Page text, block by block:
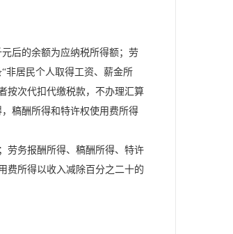
后的余额为应纳税所得额；劳
非居民个人取得工资、薪金所
按次代扣代缴税款，不办理汇算
稿酬所得和特许权使用费所得
务报酬所得、稿酬所得、特许
费所得以收入减除百分之二十的